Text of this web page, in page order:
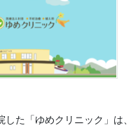
した「ゆめクリニック」は